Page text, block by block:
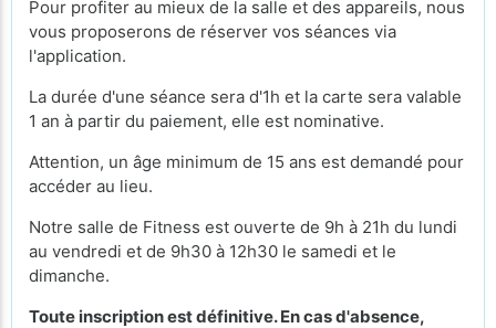
Pour profiter au mieux de la salle et des appareils, nous
vous proposerons de réserver vos séances via
l'application.
La durée d'une séance sera d'1h et la carte sera valable
1 an à partir du paiement, elle est nominative.
Attention, un âge minimum de 15 ans est demandé pour
accéder au lieu.
Notre salle de Fitness est ouverte de 9h à 21h du lundi
au vendredi et de 9h30 à 12h30 le samedi et le
dimanche.
Toute inscription est définitive. En cas d'absence,